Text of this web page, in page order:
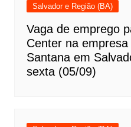
Salvador e Região (BA)
Vaga de emprego
Center na
Santana em
sexta (05/09)